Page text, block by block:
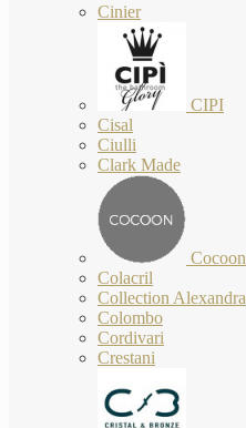
Cinier
CIPI
Cisal
Ciulli
Clark Made
Cocoon
Colacril
Collection Alexandra
Colombo
Cordivari
Crestani